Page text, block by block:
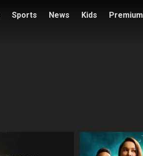
Sports News Kids Premium